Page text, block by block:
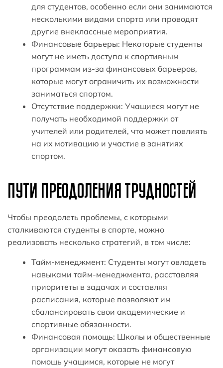
для студентов, особенно если они занимаются
несколькими видами спорта или проводят
другие внеклассные мероприятия.
Финансовые барьеры: Некоторые студенты
могут не иметь доступа к спортивным
программам из-за финансовых барьеров,
которые могут ограничить их возможности
заниматься спортом.
Отсутствие поддержки: Учащиеся могут не
получать необходимой поддержки от
учителей или родителей, что может повлиять
на их мотивацию и участие в занятиях
спортом.
ПУТИ ПРЕОДОЛЕНИЯ ТРУДНОСТЕЙ
Чтобы преодолеть проблемы, с которыми
сталкиваются студенты в спорте, можно
реализовать несколько стратегий, в том числе:
Тайм-менеджмент: Студенты могут овладеть
навыками тайм-менеджмента, расставляя
приоритеты в задачах и составляя
расписания, которые позволяют им
сбалансировать свои академические и
спортивные обязанности.
Финансовая помощь: Школы и общественные
организации могут оказать финансовую
помощь учащимся, которые не могут